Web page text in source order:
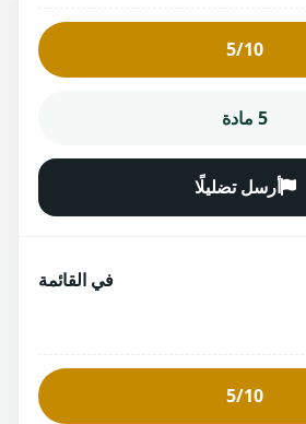
5/10
5 مادة
أرسل تضليلًا
في القائمة
5/10